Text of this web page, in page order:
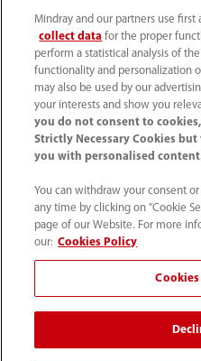
Over ons
Contactgegevens
Mindray and our partners use
collect data for the proper
perform a statistical analysis of
functionality and personalization
may also be used by our
your interests and show you
you do not consent to
Strictly Necessary Cookies
you with personalised
You can withdraw your consent
any time by clicking on "Cookie
page of our Website. For more
our: Cookies Policy